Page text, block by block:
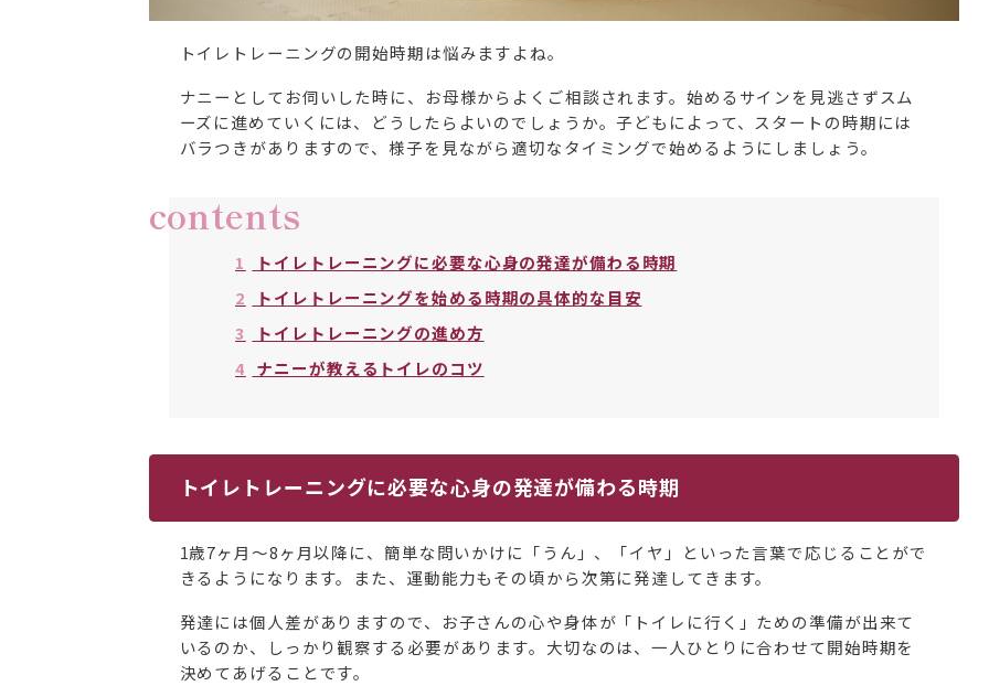
トイレトレーニングの開始時期は悩みますよね。
ナニーとしてお伺いした時に、お母様からよくご相談されます。始めるサインを見逃さずスム
ーズに進めていくには、どうしたらよいのでしょうか。子どもによって、スタートの時期には
バラつきがありますので、様子を見ながら適切なタイミングで始めるようにしましょう。
contents
1
トイレトレーニングに必要な心身の発達が備わる時期
2
トイレトレーニングを始める時期の具体的な目安
3
トイレトレーニングの進め方
4 ナニーが教えるトイレのコツ
トイレトレーニングに必要な心身の発達が備わる時期
1歳7ヶ月〜8ヶ月以降に、簡単な問いかけに「うん」、「イヤ」といった言葉で応じることがで
きるようになります。また、運動能力もその頃から次第に発達してきます。
発達には個人差がありますので、お子さんの心や身体が「トイレに行く」ための準備が出来て
いるのか、しっかり観察する必要があります。大切なのは、一人ひとりに合わせて開始時期を
決めてあげることです。